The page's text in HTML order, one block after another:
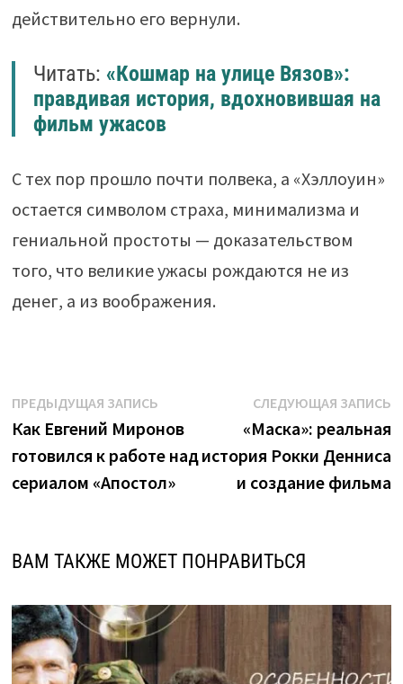
действительно его вернули.
Читать: «Кошмар на улице Вязов»:
правдивая история, вдохновившая на
фильм ужасов
С тех пор прошло почти полвека, а «Хэллоуин»
остается символом страха, минимализма и
гениальной простоты — доказательством
того, что великие ужасы рождаются не из
денег, а из воображения.
Навигация
по
записям
ПРЕДЫДУЩАЯ ЗАПИСЬПредыдущая
запись:
Как Евгений Миронов
готовился к работе над
сериалом «Апостол»
СЛЕДУЮЩАЯ ЗАПИСЬ
«Маска»: реальная
история Рокки Денниса
и создание фильма
ВАМ ТАКЖЕ МОЖЕТ ПОНРАВИТЬСЯ